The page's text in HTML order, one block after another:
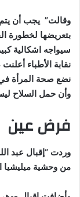
وقالت” يجب أن
بتعريضها لخطورة
سيواجه اشكالية
نقابة الأطباء
نضع صحة المرأة في
وأن حمل السلاح
فرض عين
وردت “إقبال عبد
من وحشية ميليشيا